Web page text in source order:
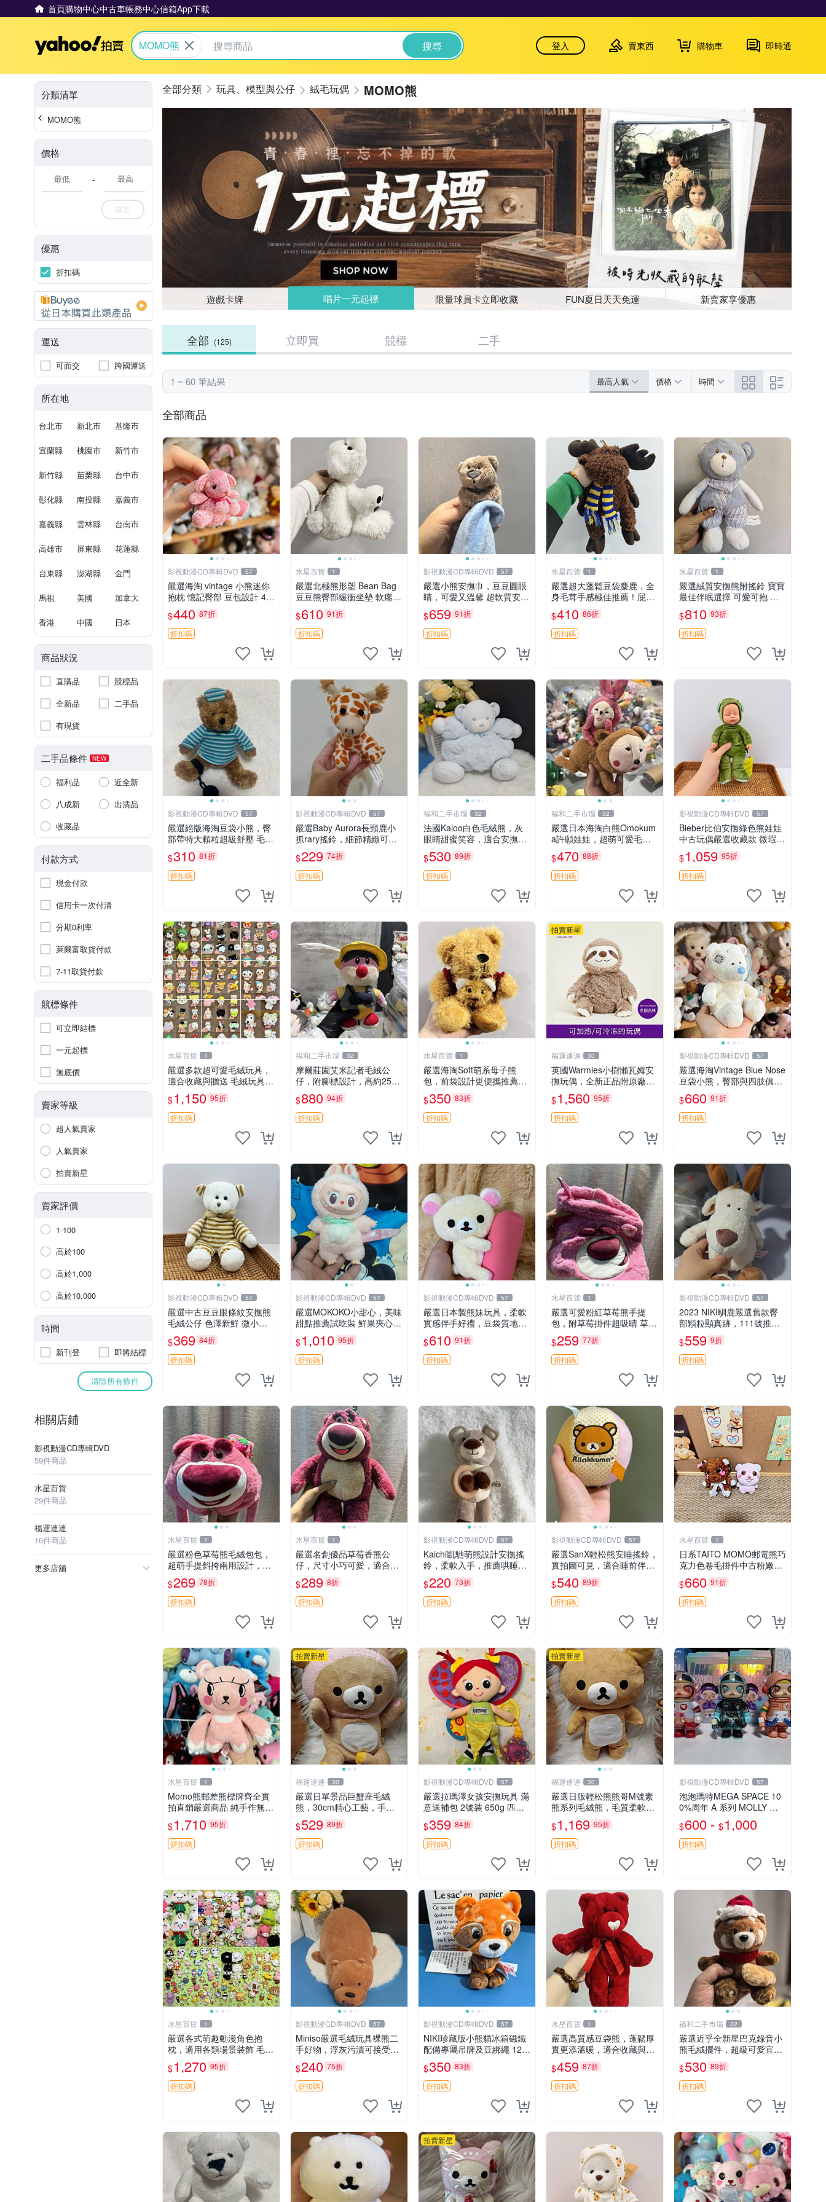
首頁購物中心中古車帳務中心信箱App下載
Yahoo拍賣
MOMO熊 搜尋 登入 賣東西 購物車 即時通
分類清單
MOMO熊
價格
-
確定
優惠
折扣碼
運送
可面交 跨國運送
所在地
台北市 新北市 基隆市
宜蘭縣 桃園市 新竹市
新竹縣 苗栗縣 台中市
彰化縣 南投縣 嘉義市
嘉義縣 雲林縣 台南市
高雄市 屏東縣 花蓮縣
台東縣 澎湖縣 金門
馬祖 美國 加拿大
香港 中國 日本
商品狀況
直購品
競標品
全新品
二手品
有現貨
二手品條件 NEW
福利品
近全新
八成新
出清品
收藏品
付款方式
現金付款
信用卡一次付清
分期0利率
萊爾富取貨付款
7-11取貨付款
競標條件
可立即結標
一元起標
無底價
賣家等級
超人氣賣家
人氣賣家
拍賣新星
賣家評價
1-100
高於100
高於1,000
高於10,000
時間
新刊登 即將結標
清除所有條件
相關店鋪
影視動漫CD專輯DVD
59件商品
水星百貨
29件商品
福運連連
16件商品
更多店舖
玩具、模型與公仔 絨毛玩偶 MOMO熊
遊戲卡牌 唱片一元起標 限量球員卡立即收藏 FUN夏日天天免運 新賣家享優惠
全部 (125) 立即買 競標 二手
1 ~ 60 筆結果 最高人氣 價格 時間
全部商品
影視動漫CD專輯DVD 57
嚴選海淘 vintage 小熊迷你
抱枕 憶記臀部 豆包設計 4c
m 高 推薦收藏 迷你豆包小
熊、高臀部、豆袋抱枕
$440 87折
折扣碼
水星百貨 1
嚴選北極熊形塑 Bean Bag
豆豆熊臀部緩衝坐墊 軟癟癟
舒壓設計 保暖又實用 適合
久坐放松 推薦居家使用 RU
SS系列 豆豆熊屁屁坐墊 3D
顆粒結構
$610 91折
折扣碼
影視動漫CD專輯DVD 57
嚴選小熊安撫巾，豆豆圓眼
睛，可愛又溫馨 超軟質安撫
巾，豆豆設計，哄睡好幫手
約克豆豆眼安撫巾 數碼豆豆
眼
$659 91折
折扣碼
水星百貨 1
嚴選超大蓬鬆豆袋麋鹿，全
身毛茸手感極佳推薦！屁股
與四肢填充均勻，適合收藏
與孩童共賞。 麋鹿 豆袋 毛
茸玩具
$410 86折
折扣碼
水星百貨 1
嚴選絨質安撫熊附搖鈴 寶寶
最佳伴眠選擇 可愛可抱 絨
毛玩具 安撫熊 嬰兒用
$810 93折
折扣碼
影視動漫CD專輯DVD 57
嚴選絕版海淘豆袋小熊，臀
部帶特大顆粒超級舒壓 毛毛
摸起來格外順滑適合收藏 10
0%棉質 豆袋枕 豆袋、抱
枕、小熊
$310 81折
折扣碼
影視動漫CD專輯DVD 57
嚴選Baby Aurora長頸鹿小
抓rary搖鈴，細節精緻可聆
聽清脆鈴音 軟萌可愛 定制
紀念 金屬搖鈴 新手媽咪推
薦 長頸鹿 抓rary 搖鈴
$229 74折
折扣碼
福和二手市場 32
法國Kaloo白色毛絨熊，灰
眼睛甜蜜笑容，適合安撫逗
趣可愛，柔軟面料手感佳。
14 白色安撫熊 毛絨玩具 寶
寶逗樂具
$530 89折
折扣碼
福和二手市場 32
嚴選日本海淘白熊Omokum
a許願娃娃，超萌可愛毛絨
公仔推薦收藏 白熊 Omoku
ma 毛絨玩具 偽裝娃娃 玩具
擺飾
$470 88折
折扣碼
影視動漫CD專輯DVD 57
Bieber比伯安撫綠色熊娃娃
中古玩偶嚴選收藏款 微瑕輕
度使用 Bieber綠熊娃娃 中
古玩偶 微瑕
$1,059 95折
折扣碼
水星百貨 1
嚴選多款超可愛毛絨玩具，
適合收藏與贈送 毛絨玩具、
抱枕、公仔
$1,150 95折
折扣碼
福和二手市場 32
摩爾莊園艾米記者毛絨公
仔，附腳標設計，高約25公
分，全新未拆封，限量珍
藏。艾米記者 毛絨公仔 超
萌玩偶
$880 94折
折扣碼
水星百貨 1
嚴選海淘Soft萌系母子熊
包，前袋設計更便攜推薦收
藏 母子熊 軟綿綿 包包
$350 83折
折扣碼
拍賣新星
福運連連 30
英國Warmies小樹懶瓦姆安
撫玩偶，全新正品附原廠吊
牌與防塵袋，內藏薰衣草可
加熱，適合各個年齡層，冷
暖兩用享受抱抱樂趣，不容
錯過嚴選好物 溫暖 冷感
$1,560 95折
折扣碼
影視動漫CD專輯DVD 57
嚴選海淘Vintage Blue Nose
豆袋小熊，臀部與四肢俱
全，坐高11公分，附原盒與
吊牌收藏。藍鼻子小熊，值
得擁有 玩具 憶熊
$660 91折
折扣碼
影視動漫CD專輯DVD 57
嚴選中古豆豆眼條紋安撫熊
毛絨公仔 色澤新鮮 微小瑕
疵可收藏 中古 安撫熊 條紋
公仔
$369 84折
折扣碼
影視動漫CD專輯DVD 57
嚴選MOKOKO小甜心，美味
甜點推薦試吃裝 鮮果夾心糖
果，甜蜜滋味享不停 薄荷草
莓 奶油心 60粒 mini小甜心
糖果，水果味夾心零食裝 心
形糖果 60
$1,010 95折
折扣碼
影視動漫CD專輯DVD 57
嚴選日本製熊妹玩具，柔軟
實感伴手好禮，豆袋質地手
感佳，抱枕小熊 recom 推薦
白色豆袋 玩具
$610 91折
折扣碼
水星百貨 1
嚴選可愛粉紅草莓熊手提
包，附草莓掛件超吸睛 草莓
熊手提包 草莓掛件 可愛port
unese
$259 77折
折扣碼
影視動漫CD專輯DVD 57
2023 NIKI馴鹿嚴選舊款臀
部顆粒顯真跡，111號推薦
珍藏品 馴鹿 舊款 尾巴顆粒
$559 9折
折扣碼
水星百貨 1
嚴選粉色草莓熊毛絨包包，
超萌手提斜挎兩用設計，成
色上佳容量大 粉紅草莓 毛
絨包 超大容量
$269 78折
折扣碼
水星百貨 1
嚴選名創優品草莓香熊公
仔，尺寸小巧可愛，適合收
藏賞玩 30cm 玩具 公仔 草
莓熊
$289 8折
折扣碼
影視動漫CD專輯DVD 57
Kaichi凱馳萌熊設計安撫搖
鈴，柔軟入手，推薦哄睡好
選擇 熊公仔 安撫玩具 喂食
環
$220 73折
折扣碼
影視動漫CD專輯DVD 57
嚴選SanX輕松熊安睡搖鈴，
實拍圖可見，適合睡前伴
侶， Picks安撫好物 0325
懸吊 電腦
$540 89折
折扣碼
水星百貨 1
日系TAITO MOMO郵電熊巧
克力色卷毛掛件中古粉嫩玩
偶微瑕推薦 postpet momo
郵電熊 中古玩偶
$660 91折
折扣碼
水星百貨 1
Momo熊郵差熊標牌齊全實
拍直銷嚴選商品 純手作無修
圖可收藏 郵差熊 Momo熊
標牌 商品
$1,710 95折
折扣碼
拍賣新星
福運連連 30
嚴選日單景品巨蟹座毛絨
熊，30cm精心工藝，手感
軟糯推薦收藏送人 巨蟹座
毛絨玩具 精緻做工
$529 89折
折扣碼
影視動漫CD專輯DVD 57
嚴選拉瑪澤女孩安撫玩具 滿
意送補包 2號裝 650g 匹配
嬰幼童舒壓好伴侶 女孩專用
安心選擇 安撫玩偶 衝包 玩
具
$359 84折
折扣碼
拍賣新星
福運連連 30
嚴選日版輕松熊熊哥M號素
熊系列毛絨熊，毛質柔軟，
精緻可愛，尺寸35cm，保
存狀態優異。收藏或贈送皆
為佳選。 中古 毛絨熊 毛玩
偶
$1,169 95折
折扣碼
影視動漫CD專輯DVD 57
泡泡瑪特MEGA SPACE 10
0%周年 A 系列 MOLLY 權
威隱藏款 嚴選薄荷巧克力色
80年代風味 權威推薦 合適
收藏
$600 - $1,000
折扣碼
水星百貨 1
嚴選各式萌趣動漫角色抱
枕，適用各類場景裝飾 毛絨
玩具、卡通抱枕、趣味玩偶
$1,270 95折
折扣碼
影視動漫CD專輯DVD 57
Miniso嚴選毛絨玩具裸熊二
手好物，浮灰污漬可接受。
請詳閱照片再下單，售出不
退不換。全新品相收藏推
薦。 裸熊 毛絨玩具 收藏
$240 75折
折扣碼
影視動漫CD專輯DVD 57
NIKI珍藏版小熊貓冰箱磁鐵
配備專屬吊牌及豆綁繩 12c
m 廢品嚴選 好評推薦 小熊
貓冰箱貼 磁鐵掛件 冰箱飾
品
$350 83折
折扣碼
水星百貨 1
嚴選高質感豆袋熊，蓬鬆厚
實更添溫暖，適合收藏與休
憩。前胸填充飽滿，背部亦
具優雅設計。 豆袋熊 保暖
溫柔 蓬松
$459 87折
折扣碼
福和二手市場 32
嚴選近乎全新星巴克錄音小
熊毛絨擺件，超級可愛宜贈
送掛飾 錄音小熊 毛絨擺件
贈品
$530 89折
折扣碼
拍賣新星